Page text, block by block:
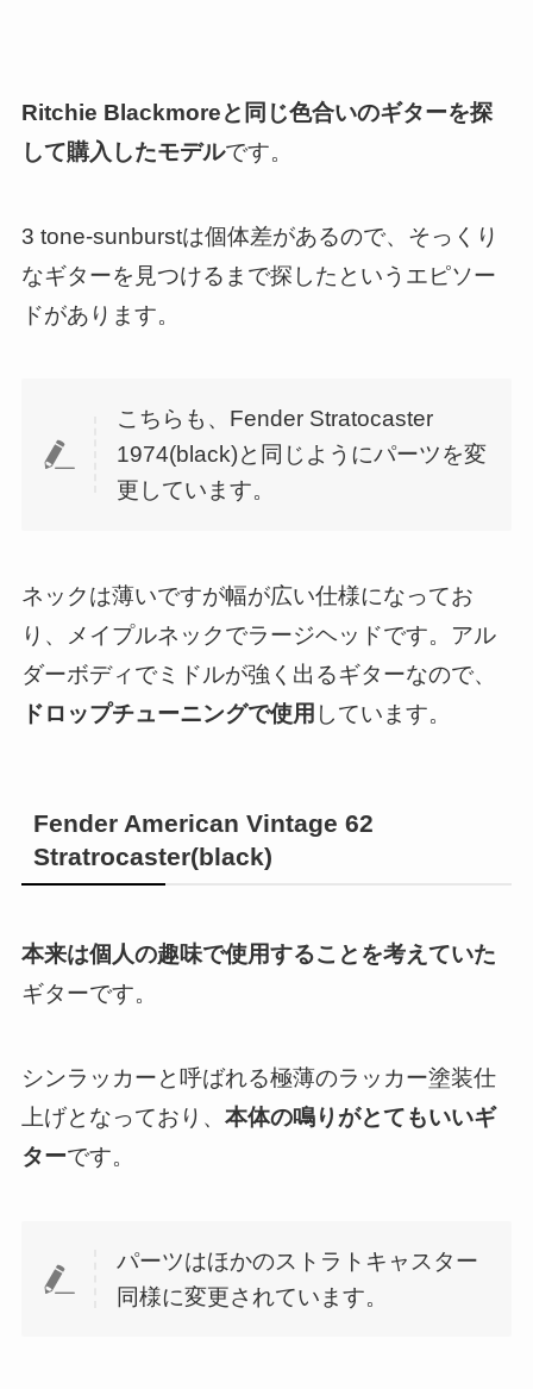
Ritchie Blackmoreと同じ色合いのギターを探
して購入したモデルです。
3 tone-sunburstは個体差があるので、そっくり
なギターを見つけるまで探したというエピソー
ドがあります。
こちらも、Fender Stratocaster
1974(black)と同じようにパーツを変
更しています。
ネックは薄いですが幅が広い仕様になってお
り、メイプルネックでラージヘッドです。アル
ダーボディでミドルが強く出るギターなので、
ドロップチューニングで使用 しています。
Fender American Vintage 62
Stratrocaster(black)
本来は個人の趣味で使用することを考えていた
ギターです。
シンラッカーと呼ばれる極薄のラッカー塗装仕
上げとなっており、 本体の鳴りがとてもいいギ
ターです。
パーツはほかのストラトキャスター
同様に変更されています。